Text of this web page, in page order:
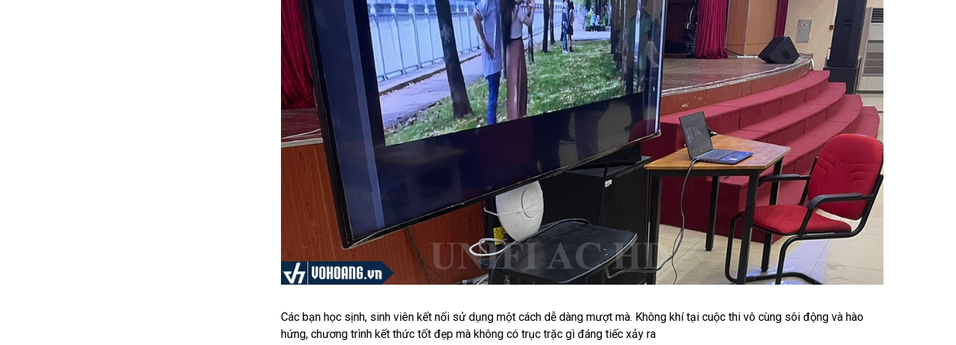
Các bạn học sịnh, sinh viên kết nối sử dụng một cách dễ dàng mượt mà. Không khí tại cuộc thi vô cùng sôi động và hào
hứng, chương trình kết thức tốt đẹp mà không có trục trặc gì đáng tiếc xảy ra